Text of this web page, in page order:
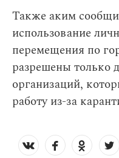
Также аким
использование
перемещения по
разрешены только
организаций,
работу из-за